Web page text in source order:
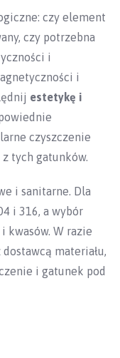
czy element
czy potrzebna
i
i
estetykę i
czyszczenie
z tych gatunków.
i sanitarne. Dla
i 316, a wybór
kwasów. W razie
materiału,
i gatunek pod